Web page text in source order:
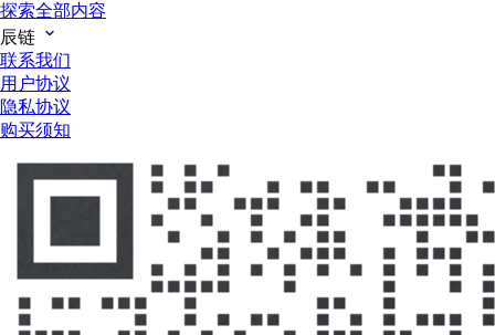
探索全部内容
辰链
联系我们
用户协议
隐私协议
购买须知